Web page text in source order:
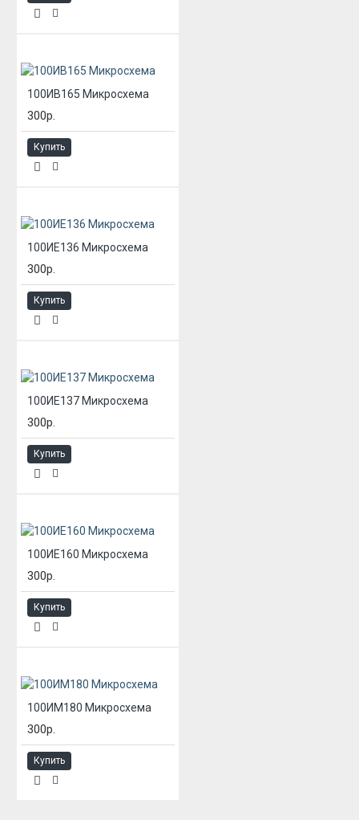
100ИВ165 Микросхема
300р.
Купить
100ИЕ136 Микросхема
300р.
Купить
100ИЕ137 Микросхема
300р.
Купить
100ИЕ160 Микросхема
300р.
Купить
100ИМ180 Микросхема
300р.
Купить